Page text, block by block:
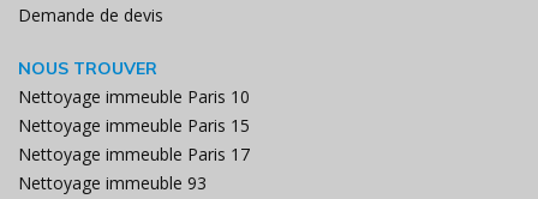
Demande de devis
NOUS TROUVER
Nettoyage immeuble Paris 10
Nettoyage immeuble Paris 15
Nettoyage immeuble Paris 17
Nettoyage immeuble 93